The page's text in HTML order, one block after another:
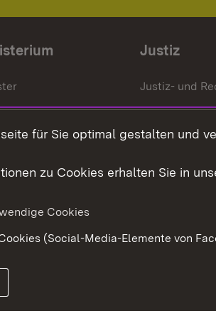
Justiz
Justiz- und
Gerichte und
Landesportal
für Sie optimal gestalten und
zu Cookies erhalten Sie in
Cookies
(Social-Media-Elemente von